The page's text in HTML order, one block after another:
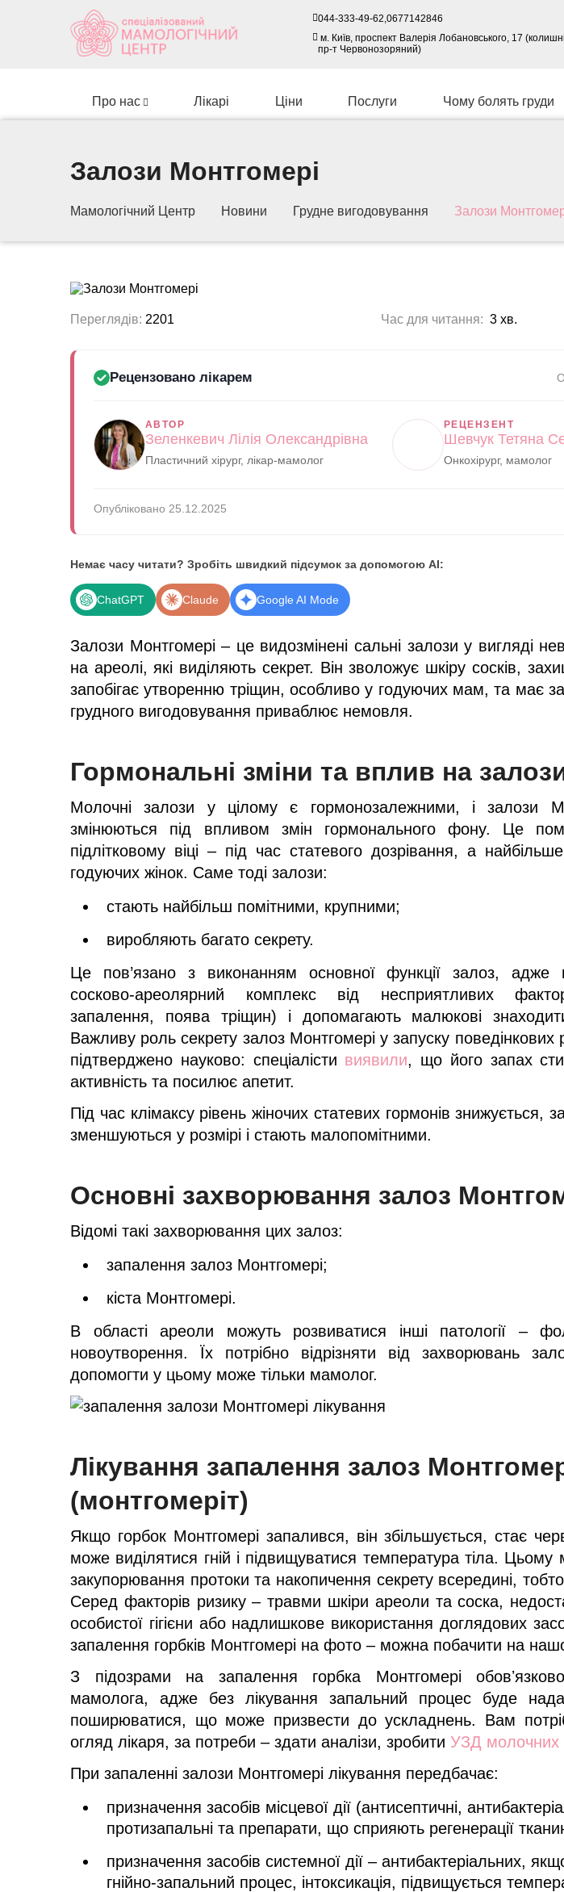
044-333-49-62,0677142846
м. Київ, проспект Валерія Лобановського, 17
пр-т Червонозоряний)
Про нас Лікарі Ціни Послуги Чому болять груди
Залози Монтгомері
Мамологічний Центр Новини Грудне вигодовування Залози
Переглядів: 2201 Час для читання: 3 хв.
Рецензовано лікарем
АВТОР
Зеленкевич Лілія Олександрівна
Пластичний хірург, лікар-мамолог
РЕЦЕНЗЕНТ
Шевчук Тетяна
Онкохірург, мамолог
Опубліковано 25.12.2025
Немає часу читати? Зробіть швидкий підсумок за допомогою AI:
ChatGPT Claude Google AI Mode
​Залози Монтгомері – це видозмінені сальні залози у вигляді
на ареолі, які виділяють секрет. Він зволожує шкіру сосків,
запобігає утворенню тріщин, особливо у годуючих мам, та має
грудного вигодовування приваблює немовля.
Гормональні зміни та вплив на
Молочні залози у цілому є гормонозалежними, і залози
змінюються під впливом змін гормонального фону. Це
підлітковому віці – під час статевого дозрівання, а
годуючих жінок. Саме тоді залози:
стають найбільш помітними, крупними;
виробляють багато секрету.
Це пов’язано з виконанням основної функції залоз, адже
сосково-ареолярний комплекс від несприятливих
запалення, поява тріщин) і допомагають малюкові
Важливу роль секрету залоз Монтгомері у запуску поведінкових
підтверджено науково: спеціалісти виявили, що його запах
активність та посилює апетит.
Під час клімаксу рівень жіночих статевих гормонів знижується,
зменшуються у розмірі і стають малопомітними.
Основні захворювання залоз
Відомі такі захворювання цих залоз:
запалення залоз Монтгомері;
кіста Монтгомері.
В області ареоли можуть розвиватися інші патології –
новоутворення. Їх потрібно відрізняти від захворювань
допомогти у цьому може тільки мамолог.
Лікування запалення залоз
(монтгомеріт)
Якщо горбок Монтгомері запалився, він збільшується, стає
може виділятися гній і підвищуватися температура тіла.
закупорювання протоки та накопичення секрету всередині,
Серед факторів ризику – травми шкіри ареоли та соска,
особистої гігієни або надлишкове використання доглядових
запалення горбків Монтгомері на фото – можна побачити на
З підозрами на запалення горбка Монтгомері
мамолога, адже без лікування запальний процес буде
поширюватися, що може призвести до ускладнень. Вам
огляд лікаря, за потреби – здати аналізи, зробити УЗД молочних
При запаленні залози Монтгомері лікування передбачає:
призначення засобів місцевої дії (антисептичні,
протизапальні та препарати, що сприяють регенерації
призначення засобів системної дії – антибактеріальних,
гнійно-запальний процес, інтоксикація, підвищується